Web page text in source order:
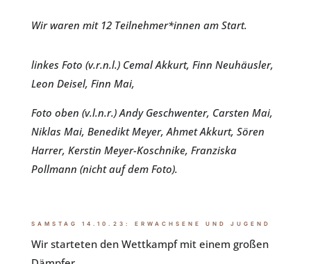
Wir waren mit 12 Teilnehmer*innen am Start.
linkes Foto (v.r.n.l.) Cemal Akkurt, Finn Neuhäusler,
Leon Deisel, Finn Mai,
Foto oben (v.l.n.r.) Andy Geschwenter, Carsten Mai,
Niklas Mai, Benedikt Meyer, Ahmet Akkurt, Sören
Harrer, Kerstin Meyer-Koschnike, Franziska
Pollmann (nicht auf dem Foto).
SAMSTAG 14.10.23: ERWACHSENE UND JUGEND
Wir starteten den Wettkampf mit einem großen